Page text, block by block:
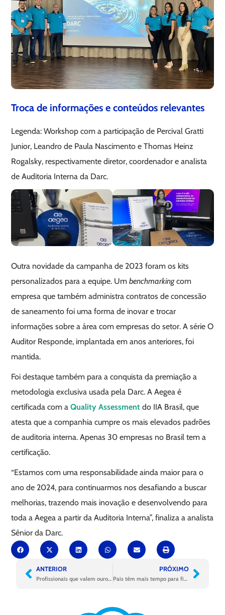
Troca de informações e conteúdos relevantes
Legenda: Workshop com a participação de Percival Gratti
Junior, Leandro de Paula Nascimento e Thomas Heinz
Rogalsky, respectivamente diretor, coordenador e analista
de Auditoria Interna da Darc.
Outra novidade da campanha de 2023 foram os kits
personalizados para a equipe. Umbenchmarkingcom
empresa que também administra contratos de concessão
de saneamento foi uma forma de inovar e trocar
informações sobre a área com empresas do setor. A série O
Auditor Responde, implantada em anos anteriores, foi
mantida.
Foi destaque também para a conquista da premiação a
metodologia exclusiva usada pela Darc. A Aegea é
certificada com aQuality Assessment do IIA Brasil, que
atesta que a companhia cumpre os mais elevados padrões
de auditoria interna. Apenas 30 empresas no Brasil tem a
certificação.
“Estamos com uma responsabilidade ainda maior para o
ano de 2024, para continuarmos nos desafiando a buscar
melhorias, trazendo mais inovação e desenvolvendo para
toda a Aegea a partir da Auditoria Interna”, finaliza a analista
Sênior da Darc.
ANTERIOR
Profissionais que valem ouro em Segurança do Trabalho
PRÓXIMO
Pais têm mais tempo para ficar com seus filhos com licenças ampliadas